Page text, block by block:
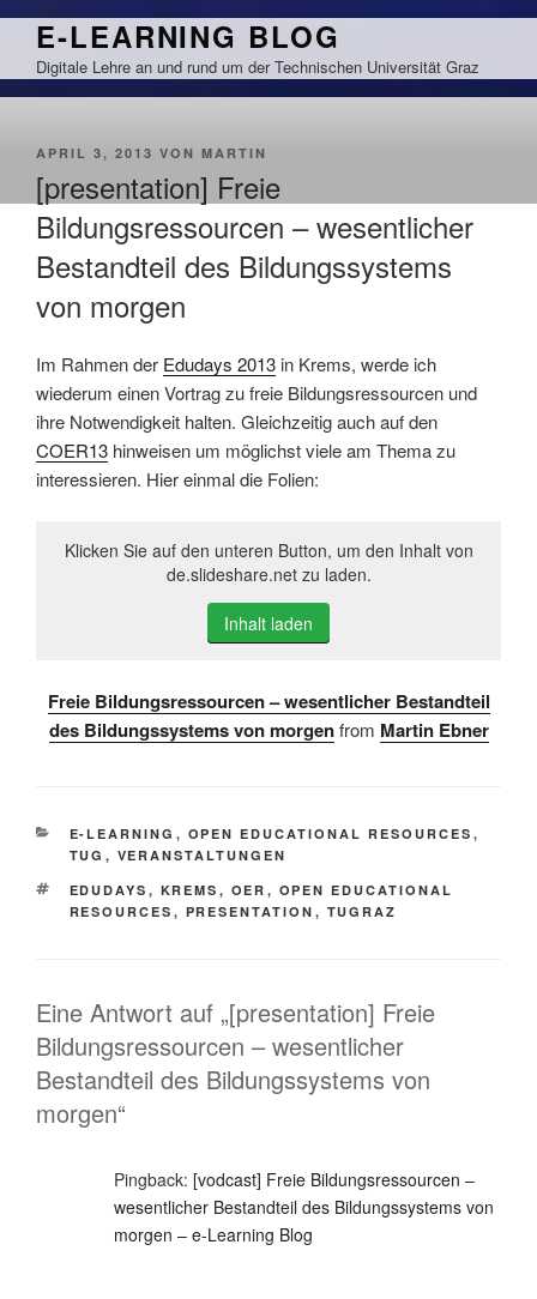
Zum
springen
E-LEARNING BLOG
Digitale Lehre an und rund um der Technischen Universität Graz
VERÖFFENTLICHT
APRIL 3, 2013 VON MARTIN
[presentation] Freie
Bildungsressourcen – wesentlicher
Bestandteil des Bildungssystems
von morgen
Im Rahmen der Edudays 2013 in Krems, werde ich
wiederum einen Vortrag zu freie Bildungsressourcen und
ihre Notwendigkeit halten. Gleichzeitig auch auf den
COER13 hinweisen um möglichst viele am Thema zu
interessieren. Hier einmal die Folien:
Klicken Sie auf den unteren Button, um den Inhalt von
de.slideshare.net zu laden.
Inhalt laden
Freie Bildungsressourcen – wesentlicher Bestandteil
des Bildungssystems von morgen from Martin Ebner
KATEGORIEN
E-LEARNING , OPEN EDUCATIONAL RESOURCES ,
TUG , VERANSTALTUNGEN
SCHLAGWÖRTER
EDUDAYS , KREMS , OER , OPEN EDUCATIONAL
RESOURCES , PRESENTATION , TUGRAZ
Eine Antwort auf „[presentation] Freie
Bildungsressourcen – wesentlicher
Bestandteil des Bildungssystems von
morgen“
Pingback: [vodcast] Freie Bildungsressourcen –
wesentlicher Bestandteil des Bildungssystems von
morgen – e-Learning Blog